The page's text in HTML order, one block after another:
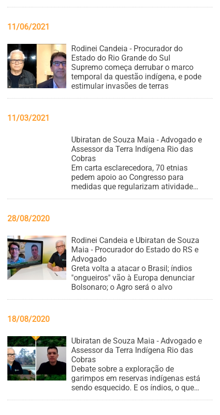
11/06/2021
Rodinei Candeia - Procurador do
Estado do Rio Grande do Sul
Supremo começa derrubar o marco
temporal da questão indígena, e pode
estimular invasões de terras
11/03/2021
Ubiratan de Souza Maia - Advogado e
Assessor da Terra Indígena Rio das
Cobras
Em carta esclarecedora, 70 etnias
pedem apoio ao Congresso para
medidas que regularizam atividade
28/08/2020
Rodinei Candeia e Ubiratan de Souza
Maia - Procurador do Estado do RS e
Advogado
Greta volta a atacar o Brasil; índios
"ongueiros" vão à Europa denunciar
Bolsonaro; o Agro será o alvo
18/08/2020
Ubiratan de Souza Maia - Advogado e
Assessor da Terra Indígena Rio das
Cobras
Debate sobre a exploração de
garimpos em reservas indígenas está
sendo esquecido. E os índios, o que